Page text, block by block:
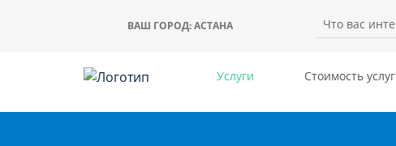
ВАШ ГОРОД:АСТАНА
Услуги Стоимость услуг